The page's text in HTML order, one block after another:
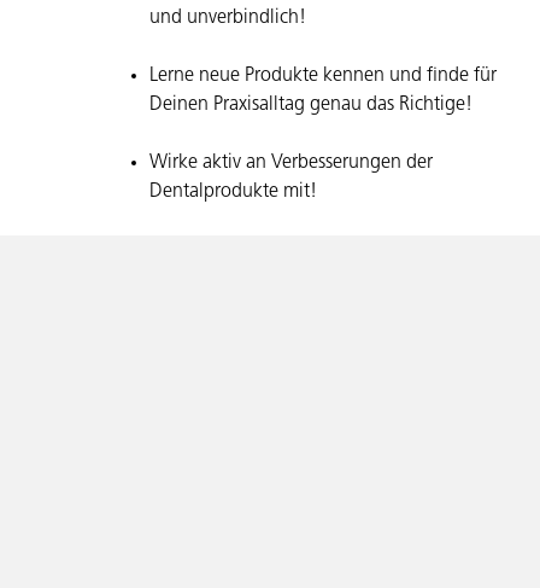
und unverbindlich!
Lerne neue Produkte kennen und finde für
Deinen Praxisalltag genau das Richtige!
Wirke aktiv an Verbesserungen der
Dentalprodukte mit!